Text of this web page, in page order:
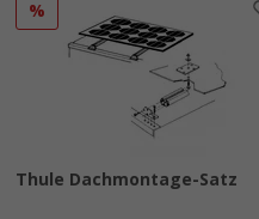
%
Thule Dachmontage-Satz